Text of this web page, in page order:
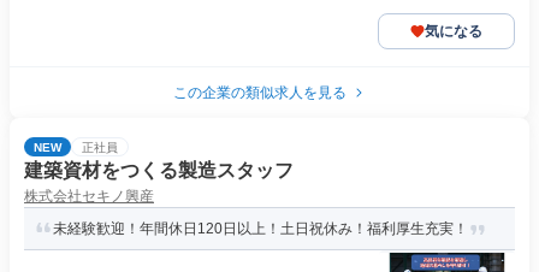
気になる
この企業の類似求人を見る
NEW 正社員
建築資材をつくる製造スタッフ
株式会社セキノ興産
未経験歓迎！年間休日120日以上！土日祝休み！福利厚生充実！